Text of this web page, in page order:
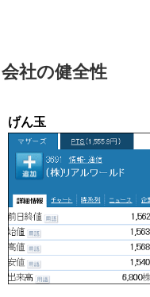
会社の健全性
げん玉